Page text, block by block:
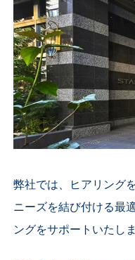
弊社では、ヒアリング
ニーズを結び付ける最
ングをサポートいたしま